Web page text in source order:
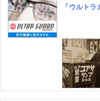
「ウルトラ